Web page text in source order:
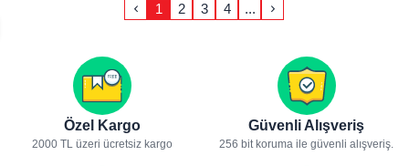
1 2 3 4 ...
Özel Kargo
2000 TL üzeri ücretsiz kargo
Güvenli Alışveriş
256 bit koruma ile güvenli alışveriş.